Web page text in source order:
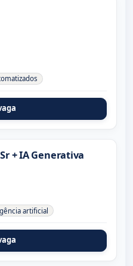
+ IA Generativa
artificial